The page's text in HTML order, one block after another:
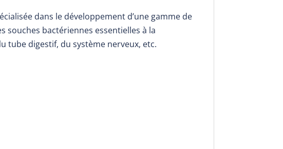
dans le développement d’une gamme de
souches bactériennes essentielles à la
tube digestif, du système nerveux, etc.